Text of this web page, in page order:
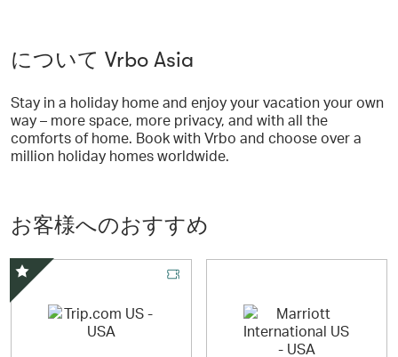
について Vrbo Asia
Stay in a holiday home and enjoy your vacation your own
way – more space, more privacy, and with all the
comforts of home. Book with Vrbo and choose over a
million holiday homes worldwide.
お客様へのおすすめ
スペシャルオファー